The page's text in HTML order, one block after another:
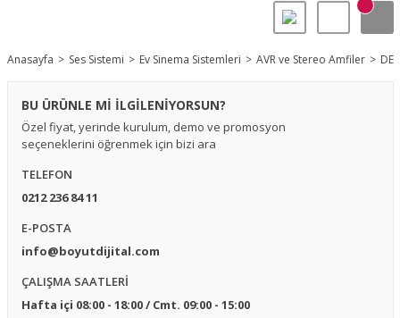
Anasayfa Ses Sistemi Ev Sinema Sistemleri AVR ve Stereo Amfiler
BU ÜRÜNLE Mİ İLGİLENİYORSUN?
Özel fiyat, yerinde kurulum, demo ve promosyon
seçeneklerini öğrenmek için bizi ara
TELEFON
0212 236 84 11
E-POSTA
info@boyutdijital.com
ÇALIŞMA SAATLERİ
Hafta içi 08:00 - 18:00 / Cmt. 09:00 - 15:00